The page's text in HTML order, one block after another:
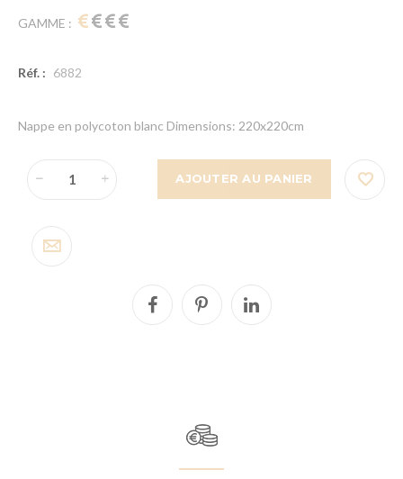
GAMME :
Réf. : 6882
Nappe en polycoton blanc Dimensions: 220x220cm
AJOUTER AU PANIER